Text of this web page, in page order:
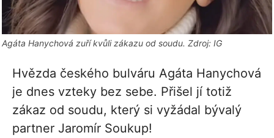
Agáta Hanychová zuří kvůli zákazu od soudu. Zdroj: IG
Hvězda českého bulváru Agáta Hanychová
je dnes vzteky bez sebe. Přišel jí totiž
zákaz od soudu, který si vyžádal bývalý
partner Jaromír Soukup!